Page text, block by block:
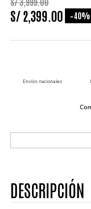
S/ 2399 00 -40%
Envíos nacionales